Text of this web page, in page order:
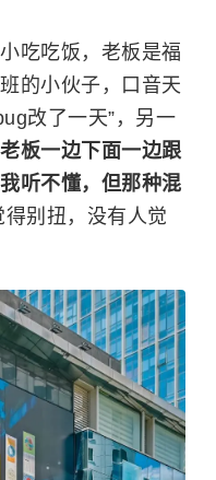
吃吃饭，老板是福
的小伙子，口音天
改了一天”，另一
老板一边下面一边跟
听不懂，但那种混
得别扭，没有人觉